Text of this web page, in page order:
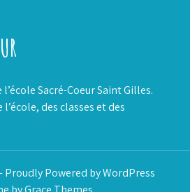
Sacré-Coeur Saint Gilles.
des classes et des
Proudly Powered by WordPress